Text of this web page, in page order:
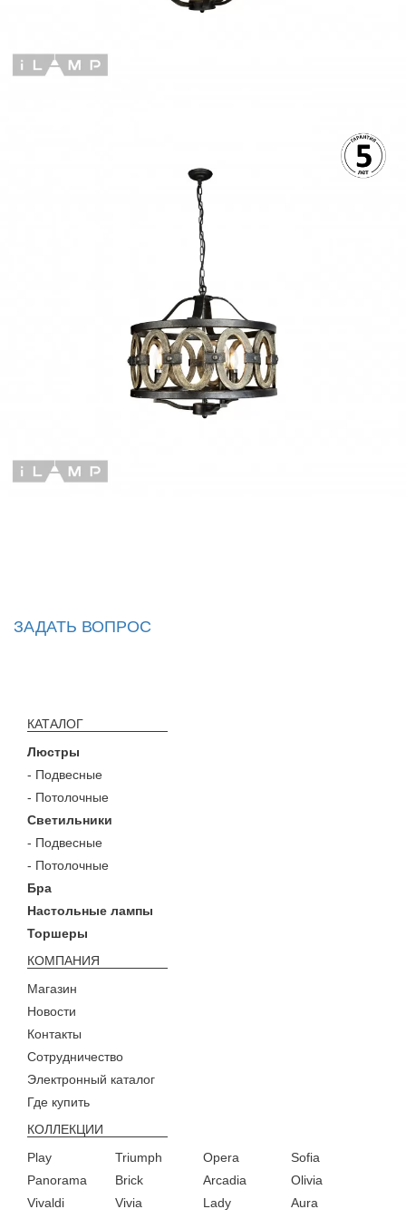
ЗАДАТЬ ВОПРОС
КАТАЛОГ
Люстры
- Подвесные
- Потолочные
Светильники
- Подвесные
- Потолочные
Бра
Настольные лампы
Торшеры
КОМПАНИЯ
Магазин
Новости
Контакты
Сотрудничество
Электронный каталог
Где купить
КОЛЛЕКЦИИ
Play
Panorama
Triumph
Brick
Opera
Arcadia
Sofia
Olivia
Vivaldi
Vivia
Lady
Aura